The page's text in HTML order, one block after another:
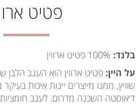
פטיט
בלנד:
על היין:
שוויץ, ממנו מייצרים יינות איכות
ד׳אוסטה השכנה מדרום. לענב